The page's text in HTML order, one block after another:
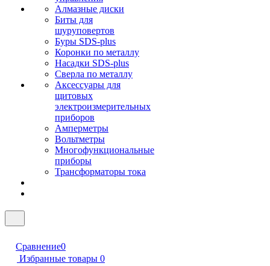
Алмазные диски
Биты для
шуруповертов
Буры SDS-plus
Коронки по металлу
Насадки SDS-plus
Сверла по металлу
Аксессуары для
щитовых
электроизмерительных
приборов
Амперметры
Вольтметры
Многофункциональные
приборы
Трансформаторы тока
Сравнение0
Избранные товары 0